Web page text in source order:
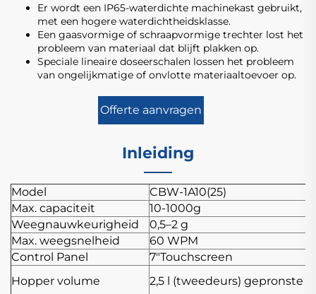
Er wordt een IP65-waterdichte machinekast gebruikt,
met een hogere waterdichtheidsklasse.
Een gaasvormige of schraapvormige trechter lost het
probleem van materiaal dat blijft plakken op.
Speciale lineaire doseerschalen lossen het probleem
van ongelijkmatige of onvlotte materiaaltoevoer op.
Offerte aanvragen
Inleiding
Model
CBW-1A10(25)
Max. capaciteit
10-1000g
Weegnauwkeurigheid
0,5–2 g
Max. weegsnelheid
60 WPM
Control Panel
7"Touchscreen
Hopper volume
2,5 l (tweedeurs) gepronste